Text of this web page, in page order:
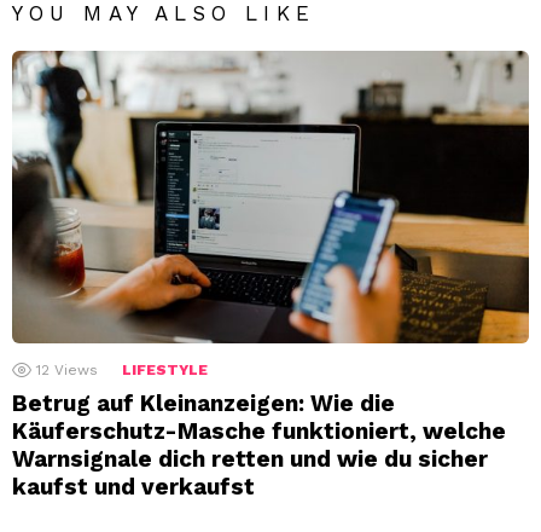
YOU MAY ALSO LIKE
12 Views LIFESTYLE
Betrug auf Kleinanzeigen: Wie die
Käuferschutz-Masche funktioniert, welche
Warnsignale dich retten und wie du sicher
kaufst und verkaufst